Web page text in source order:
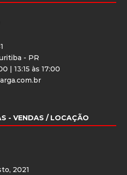
- PR
| 13:15 às 17:00
- VENDAS / LOCAÇÃO
2021